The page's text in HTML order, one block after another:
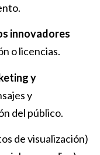
innovadores
o licencias.
y
y
del público.
de visualización)